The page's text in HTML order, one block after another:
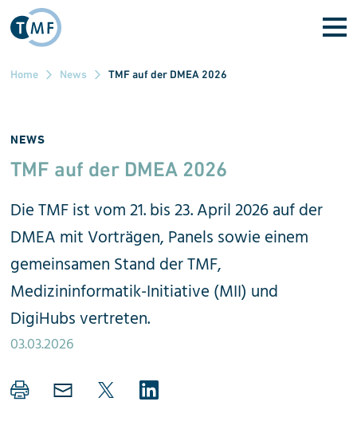
Direkt zum Inhalt
Home News TMF auf der DMEA 2026
NEWS
TMF auf der DMEA 2026
Die TMF ist vom 21. bis 23. April 2026 auf der
DMEA mit Vorträgen, Panels sowie einem
gemeinsamen Stand der TMF,
Medizininformatik-Initiative (MII) und
DigiHubs vertreten.
03.03.2026